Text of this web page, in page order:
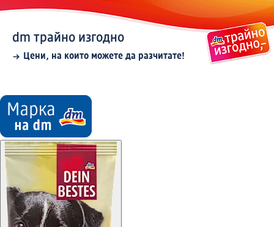
dm трайно изгодно
Цени, на които можете да разчитате!